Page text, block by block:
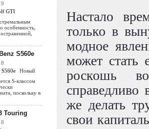
особенность,
S560e
Новый
S-классом
поскольку в
Touring
Настало
только в
модное
может
роскошь
же делать
свои